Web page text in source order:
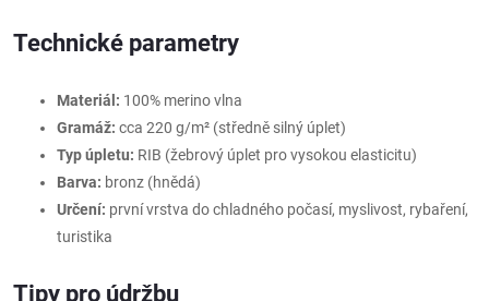
Technické parametry
Materiál: 100% merino vlna
Gramáž: cca 220 g/m² (středně silný úplet)
Typ úpletu: RIB (žebrový úplet pro vysokou elasticitu)
Barva: bronz (hnědá)
Určení: první vrstva do chladného počasí, myslivost, rybaření,
turistika
Tipy pro údržbu